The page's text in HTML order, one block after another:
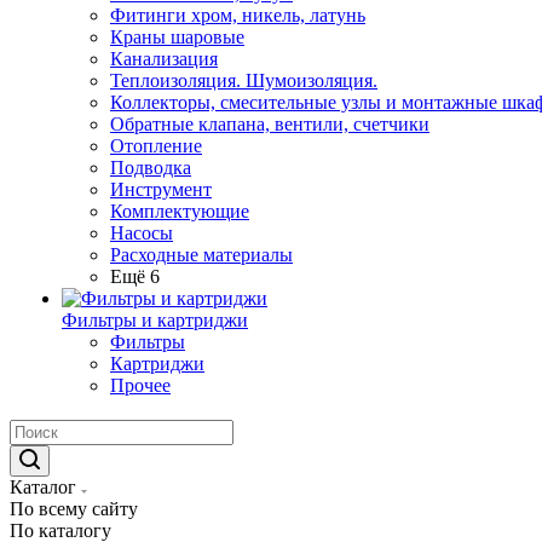
Фитинги хром, никель, латунь
Краны шаровые
Канализация
Теплоизоляция. Шумоизоляция.
Коллекторы, смесительные узлы и монтажные
Обратные клапана, вентили, счетчики
Отопление
Подводка
Инструмент
Комплектующие
Насосы
Расходные материалы
Ещё 6
Фильтры и картриджи
Фильтры
Картриджи
Прочее
Каталог
По всему сайту
По каталогу